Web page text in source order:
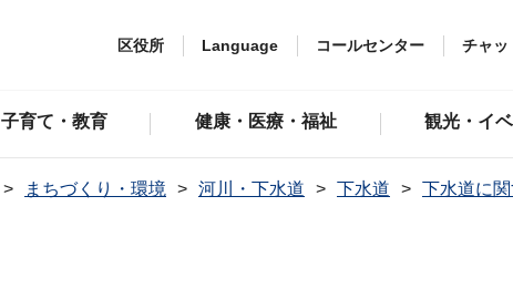
区役所 Language コールセンター チャッ
子育て・教育 健康・医療・福祉 観光・イ
まちづくり・環境 河川・下水道 下水道 下水道に